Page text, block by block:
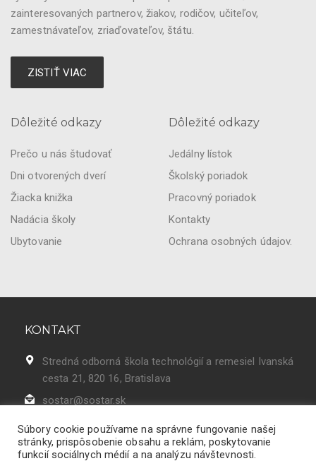
zainteresovaných partnerov, žiakov, rodičov, učiteľov,
zamestnávateľov, zriaďovateľov, štátu.
ZISTIŤ VIAC
Dôležité odkazy
Prečo u nás študovať
Dni otvorených dverí
Žiacka knižka
Nadácia školy
Ubytovanie
Dôležité odkazy
Jedálny lístok
Školský poriadok
Pracovný poriadok
Kontakty
Ochrana osobných údajov.
KONTAKT
Stredná odborná škola technológií a remesiel Ivanská
cesta 21, 820 16, Bratislava
sostar@sostar.sk
02 43 42 50 86
Súbory cookie používame na správne fungovanie našej
stránky, prispôsobenie obsahu a reklám, poskytovanie
funkcií sociálnych médií a na analýzu návštevnosti.